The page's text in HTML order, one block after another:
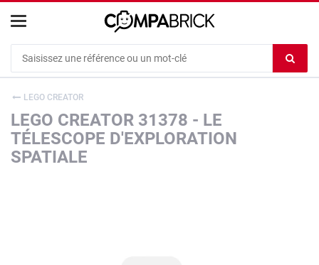
le
LEGO CREATOR
LEGO CREATOR 31378 - LE
TÉLESCOPE D'EXPLORATION
SPATIALE
Cookies management panel